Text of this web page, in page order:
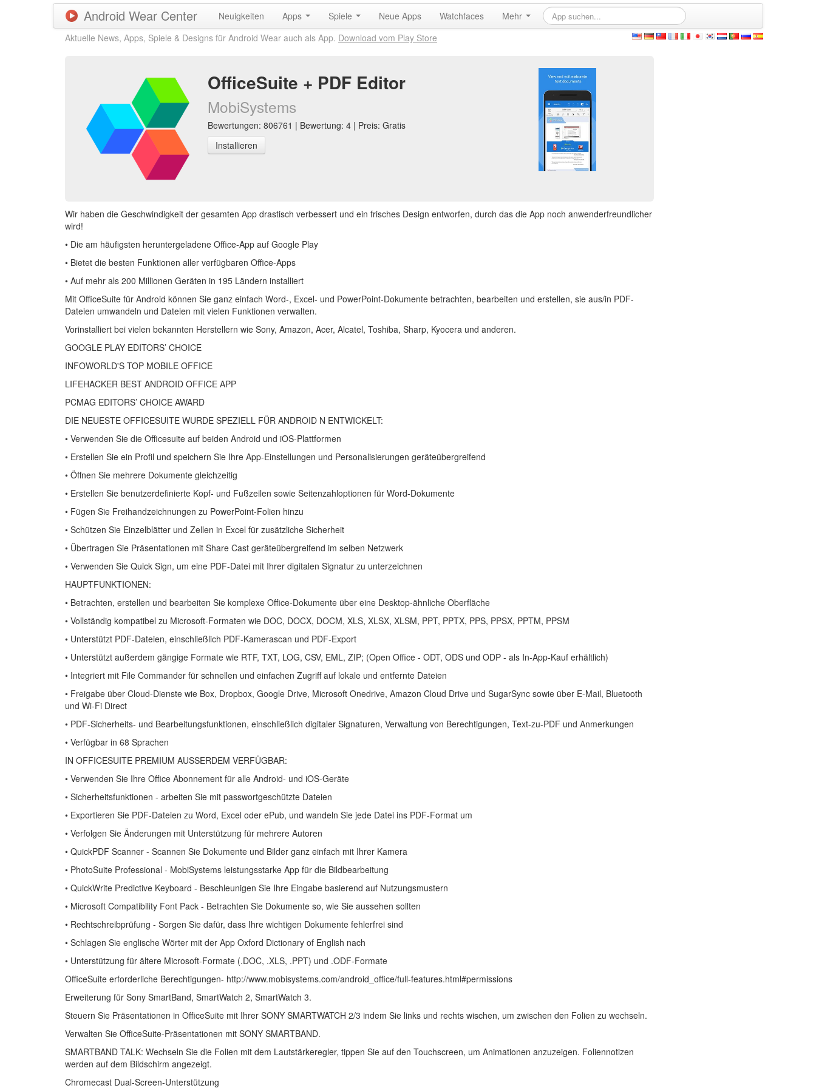
Android Wear Center Neuigkeiten Apps Spiele Neue Apps Watchfaces
Mehr
Aktuelle News, Apps, Spiele & Designs für Android Wear auch als App. Download vom Play Store
OfficeSuite + PDF Editor
MobiSystems
Bewertungen: 806761 | Bewertung: 4 | Preis: Gratis
Installieren
Wir haben die Geschwindigkeit der gesamten App drastisch verbessert und ein frisches Design entworfen, durch das die App noch anwenderfreundlicher
wird!
• Die am häufigsten heruntergeladene Office-App auf Google Play
• Bietet die besten Funktionen aller verfügbaren Office-Apps
• Auf mehr als 200 Millionen Geräten in 195 Ländern installiert
Mit OfficeSuite für Android können Sie ganz einfach Word-, Excel- und PowerPoint-Dokumente betrachten, bearbeiten und erstellen, sie aus/in PDF-
Dateien umwandeln und Dateien mit vielen Funktionen verwalten.
Vorinstalliert bei vielen bekannten Herstellern wie Sony, Amazon, Acer, Alcatel, Toshiba, Sharp, Kyocera und anderen.
GOOGLE PLAY EDITORS’ CHOICE
INFOWORLD'S TOP MOBILE OFFICE
LIFEHACKER BEST ANDROID OFFICE APP
PCMAG EDITORS’ CHOICE AWARD
DIE NEUESTE OFFICESUITE WURDE SPEZIELL FÜR ANDROID N ENTWICKELT:
• Verwenden Sie die Officesuite auf beiden Android und iOS-Plattformen
• Erstellen Sie ein Profil und speichern Sie Ihre App-Einstellungen und Personalisierungen geräteübergreifend
• Öffnen Sie mehrere Dokumente gleichzeitig
• Erstellen Sie benutzerdefinierte Kopf- und Fußzeilen sowie Seitenzahloptionen für Word-Dokumente
• Fügen Sie Freihandzeichnungen zu PowerPoint-Folien hinzu
• Schützen Sie Einzelblätter und Zellen in Excel für zusätzliche Sicherheit
• Übertragen Sie Präsentationen mit Share Cast geräteübergreifend im selben Netzwerk
• Verwenden Sie Quick Sign, um eine PDF-Datei mit Ihrer digitalen Signatur zu unterzeichnen
HAUPTFUNKTIONEN:
• Betrachten, erstellen und bearbeiten Sie komplexe Office-Dokumente über eine Desktop-ähnliche Oberfläche
• Vollständig kompatibel zu Microsoft-Formaten wie DOC, DOCX, DOCM, XLS, XLSX, XLSM, PPT, PPTX, PPS, PPSX, PPTM, PPSM
• Unterstützt PDF-Dateien, einschließlich PDF-Kamerascan und PDF-Export
• Unterstützt außerdem gängige Formate wie RTF, TXT, LOG, CSV, EML, ZIP; (Open Office - ODT, ODS und ODP - als In-App-Kauf erhältlich)
• Integriert mit File Commander für schnellen und einfachen Zugriff auf lokale und entfernte Dateien
• Freigabe über Cloud-Dienste wie Box, Dropbox, Google Drive, Microsoft Onedrive, Amazon Cloud Drive und SugarSync sowie über E-Mail, Bluetooth
und Wi-Fi Direct
• PDF-Sicherheits- und Bearbeitungsfunktionen, einschließlich digitaler Signaturen, Verwaltung von Berechtigungen, Text-zu-PDF und Anmerkungen
• Verfügbar in 68 Sprachen
IN OFFICESUITE PREMIUM AUSSERDEM VERFÜGBAR:
• Verwenden Sie Ihre Office Abonnement für alle Android- und iOS-Geräte
• Sicherheitsfunktionen - arbeiten Sie mit passwortgeschützte Dateien
• Exportieren Sie PDF-Dateien zu Word, Excel oder ePub, und wandeln Sie jede Datei ins PDF-Format um
• Verfolgen Sie Änderungen mit Unterstützung für mehrere Autoren
• QuickPDF Scanner - Scannen Sie Dokumente und Bilder ganz einfach mit Ihrer Kamera
• PhotoSuite Professional - MobiSystems leistungsstarke App für die Bildbearbeitung
• QuickWrite Predictive Keyboard - Beschleunigen Sie Ihre Eingabe basierend auf Nutzungsmustern
• Microsoft Compatibility Font Pack - Betrachten Sie Dokumente so, wie Sie aussehen sollten
• Rechtschreibprüfung - Sorgen Sie dafür, dass Ihre wichtigen Dokumente fehlerfrei sind
• Schlagen Sie englische Wörter mit der App Oxford Dictionary of English nach
• Unterstützung für ältere Microsoft-Formate (.DOC, .XLS, .PPT) und .ODF-Formate
OfficeSuite erforderliche Berechtigungen- http://www.mobisystems.com/android_office/full-features.html#permissions
Erweiterung für Sony SmartBand, SmartWatch 2, SmartWatch 3.
Steuern Sie Präsentationen in OfficeSuite mit Ihrer SONY SMARTWATCH 2/3 indem Sie links und rechts wischen, um zwischen den Folien zu wechseln.
Verwalten Sie OfficeSuite-Präsentationen mit SONY SMARTBAND.
SMARTBAND TALK: Wechseln Sie die Folien mit dem Lautstärkeregler, tippen Sie auf den Touchscreen, um Animationen anzuzeigen. Foliennotizen
werden auf dem Bildschirm angezeigt.
Chromecast Dual-Screen-Unterstützung